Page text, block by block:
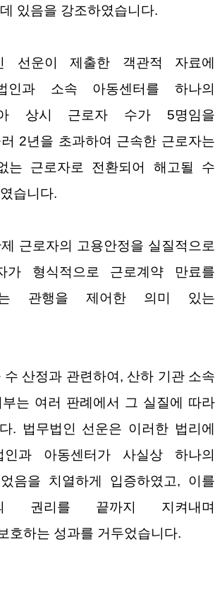
있음을 강조하였습니다.
선운이 제출한 객관적 자료에
인과 소속 아동센터를 하나의
상시 근로자 수가 5명임을
2년을 초과하여 근속한 근로자는
는 근로자로 전환되어 해고될 수
습니다.
근로자의 고용안정을 실질적으로
가 형식적으로 근로계약 만료를
는 관행을 제어한 의미 있는
산정과 관련하여, 산하 기관 소속
는 여러 판례에서 그 실질에 따라
. 법무법인 선운은 이러한 법리에
인과 아동센터가 사실상 하나의
음을 치열하게 입증하였고, 이를
권리를 끝까지 지켜내며
호하는 성과를 거두었습니다.